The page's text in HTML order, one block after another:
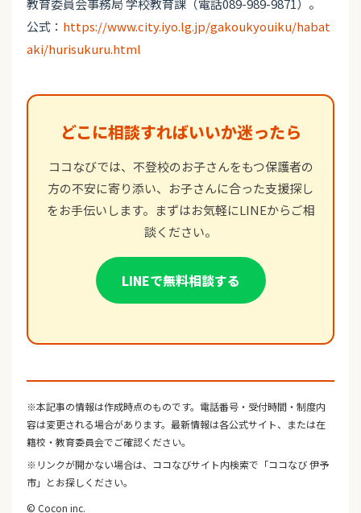
教育委員会事務局 学校教育課（電話089-989-9871）。
公式： https://www.city.iyo.lg.jp/gakoukyouiku/habat
aki/hurisukuru.html
どこに相談すればいいか迷ったら
ココなびでは、不登校のお子さんをもつ保護者の
方の不安に寄り添い、お子さんに合った支援探し
をお手伝いします。まずはお気軽にLINEからご相
談ください。
LINEで無料相談する
※本記事の情報は作成時点のものです。電話番号・受付時間・制度内
容は変更される場合があります。最新情報は各公式サイト、または在
籍校・教育委員会でご確認ください。
※リンクが開かない場合は、ココなびサイト内検索で「ココなび 伊予
市」とお探しください。
© Cocon inc.